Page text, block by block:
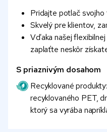
Pridajte potlač
Skvelý pre klientov,
Vďaka našej
zaplaťte neskôr
S priaznivým dosahom
Recyklované
recyklovaného PET,
ktorý sa vyrába